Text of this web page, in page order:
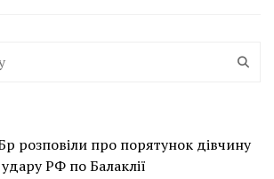
розповіли про порятунок дівчину
РФ по Балаклії